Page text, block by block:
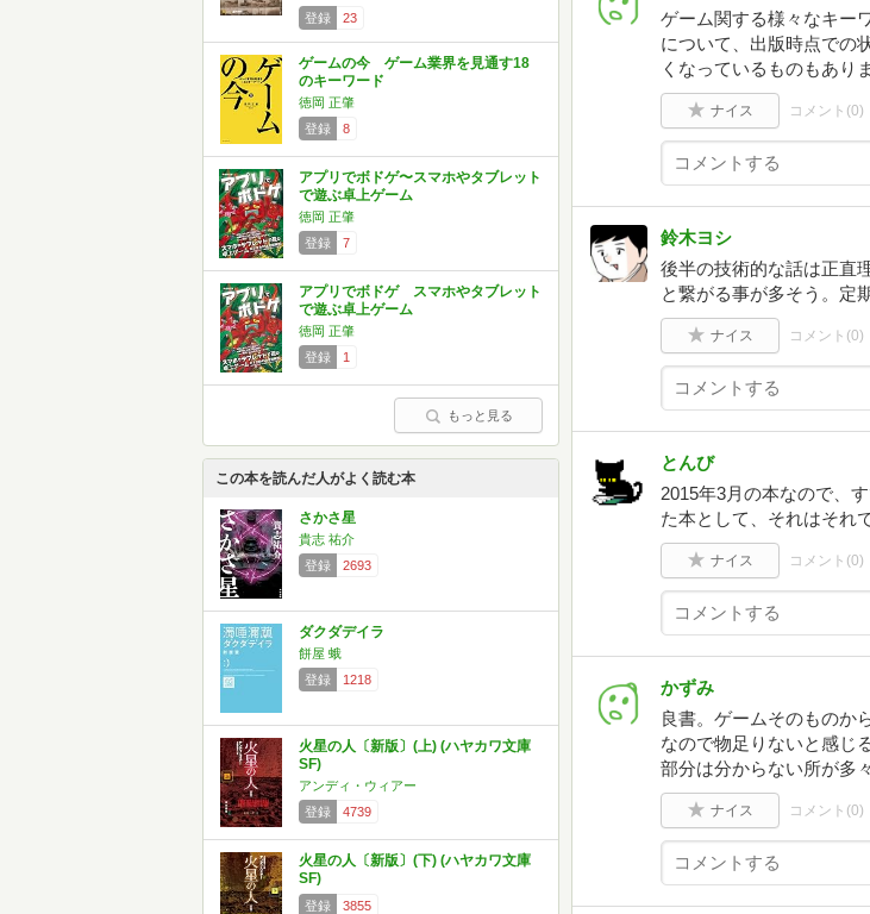
登録
23
ゲームの今 ゲーム業界を見通す18
のキーワード
徳岡 正肇
登録
8
アプリでボドゲ〜スマホやタブレット
で遊ぶ卓上ゲーム
徳岡 正肇
登録
7
アプリでボドゲ スマホやタブレット
で遊ぶ卓上ゲーム
徳岡 正肇
登録
1
もっと見る
この本を読んだ人がよく読む本
さかさ星
貴志 祐介
登録
2693
ダクダデイラ
餅屋 蛾
登録
1218
火星の人〔新版〕(上) (ハヤカワ文庫
SF)
アンディ・ウィアー
登録
4739
火星の人〔新版〕(下) (ハヤカワ文庫
SF)
登録 3855
ゲーム関する様々なキー
について、出版時点での
くなっているものもあり
ナイス コメント(0)
鈴木ヨシ
後半の技術的な話は正直
と繋がる事が多そう。定
ナイス コメント(0)
とんび
2015年3月の本なので、
た本として、それはそれ
ナイス コメント(0)
かずみ
良書。ゲームそのものか
なので物足りないと感じ
部分は分からない所が多
ナイス コメント(0)